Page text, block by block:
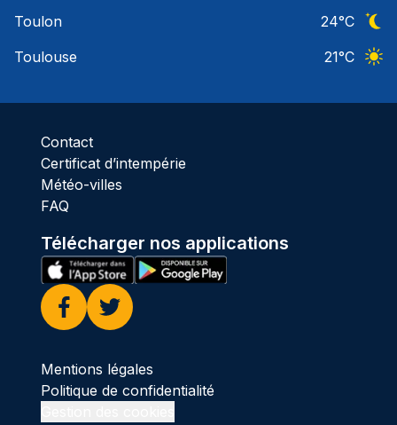
Toulon
24°C
Toulouse
21°C
Contact
Certificat d’intempérie
Météo-villes
FAQ
Télécharger nos applications
Facebook
Twitter
Mentions légales
Politique de confidentialité